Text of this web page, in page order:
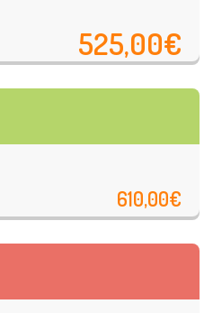
525,00€
610,00€